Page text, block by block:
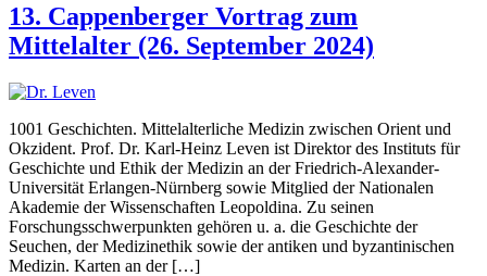
13. Cappenberger Vortrag zum
Mittelalter (26. September 2024)
1001 Geschichten. Mittelalterliche Medizin zwischen Orient und
Okzident. Prof. Dr. Karl-Heinz Leven ist Direktor des Instituts für
Geschichte und Ethik der Medizin an der Friedrich-Alexander-
Universität Erlangen-Nürnberg sowie Mitglied der Nationalen
Akademie der Wissenschaften Leopoldina. Zu seinen
Forschungsschwerpunkten gehören u. a. die Geschichte der
Seuchen, der Medizinethik sowie der antiken und byzantinischen
Medizin. Karten an der […]